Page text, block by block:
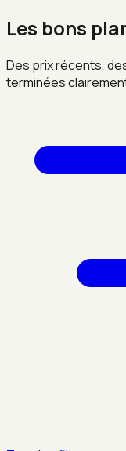
Les bons
Des prix récents,
terminées